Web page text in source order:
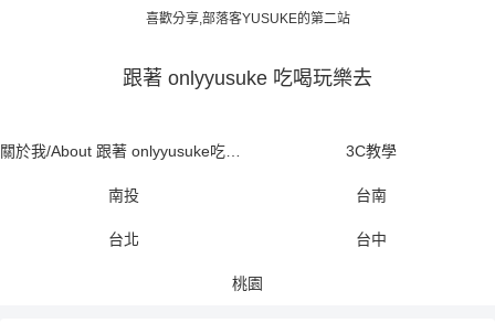
喜歡分享,部落客YUSUKE的第二站
跟著 onlyyusuke 吃喝玩樂去
關於我/About 跟著 onlyyusuke吃喝玩樂去 3C教學
南投 台南
台北 台中
桃園